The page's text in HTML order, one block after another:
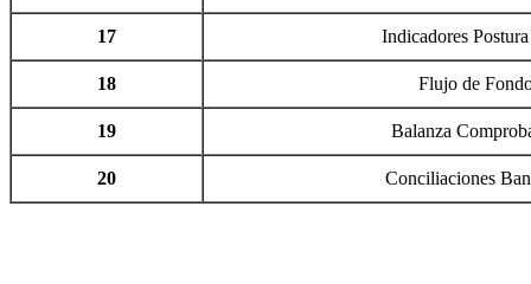
17 Indicadores
18 Flujo de
19 Balanza
20 Conciliaciones